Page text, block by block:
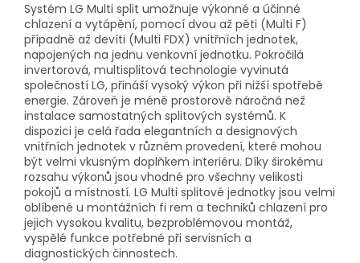
Systém LG Multi split umožnuje výkonné a účinné
chlazení a vytápění, pomocí dvou až pěti (Multi F)
případně až devíti (Multi FDX) vnitřních jednotek,
napojených na jednu venkovní jednotku. Pokročilá
invertorová, multisplitová technologie vyvinutá
společností LG, přináší vysoký výkon při nižší spotřebě
energie. Zároveň je méně prostorově náročná než
instalace samostatných splitových systémů. K
dispozici je celá řada elegantních a designových
vnitřních jednotek v různém provedení, které mohou
být velmi vkusným doplňkem interiéru. Díky širokému
rozsahu výkonů jsou vhodné pro všechny velikosti
pokojů a místností. LG Multi splitové jednotky jsou velmi
oblíbené u montážních fi rem a techniků chlazení pro
jejich vysokou kvalitu, bezproblémovou montáž,
vyspělé funkce potřebné při servisních a
diagnostických činnostech.